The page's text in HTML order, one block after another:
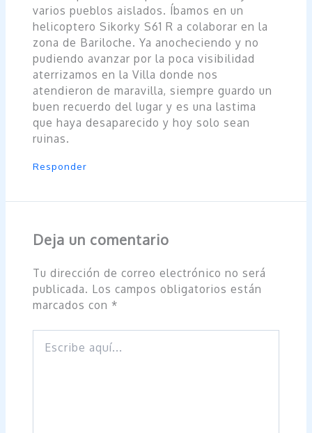
varios pueblos aislados. Íbamos en un
helicoptero Sikorky S61 R a colaborar en la
zona de Bariloche. Ya anocheciendo y no
pudiendo avanzar por la poca visibilidad
aterrizamos en la Villa donde nos
atendieron de maravilla, siempre guardo un
buen recuerdo del lugar y es una lastima
que haya desaparecido y hoy solo sean
ruinas.
Responder
Deja un comentario
Tu dirección de correo electrónico no será
publicada. Los campos obligatorios están
marcados con *
aquí...